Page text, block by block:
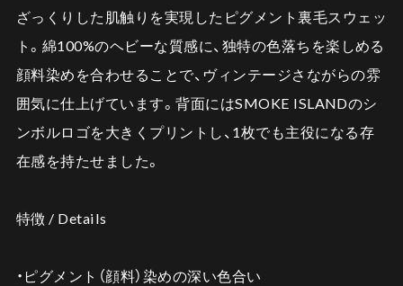
ざっくりした肌触りを実現したピグメント裏毛スウェッ
ト。綿100%のヘビーな質感に、独特の色落ちを楽しめる
顔料染めを合わせることで、ヴィンテージさながらの雰
囲気に仕上げています。背面にはSMOKE ISLANDのシ
ンボルロゴを大きくプリントし、1枚でも主役になる存
在感を持たせました。
特徴 / Details
・ピグメント（顔料）染めの深い色合い